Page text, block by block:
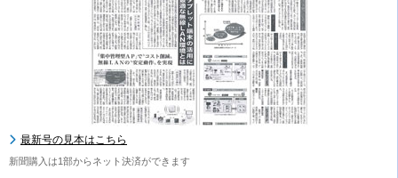
最新号の見本はこちら
新聞購入は1部からネット決済ができます